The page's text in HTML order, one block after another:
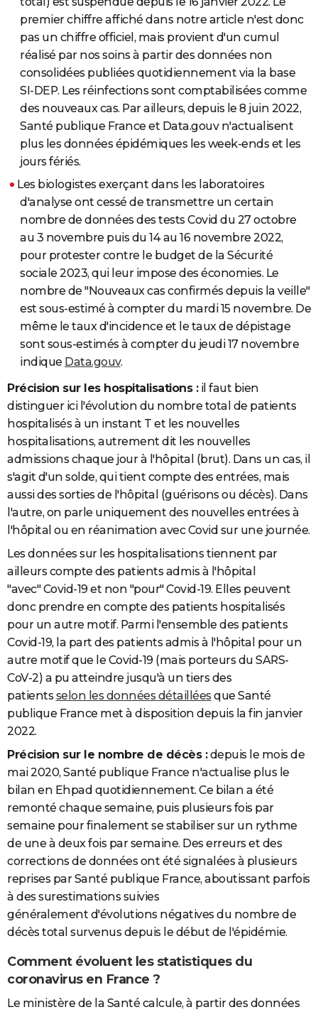
premier chiffre affiché dans notre article n'est donc
pas un chiffre officiel, mais provient d'un cumul
réalisé par nos soins à partir des données non
consolidées publiées quotidiennement via la base
SI-DEP. Les réinfections sont comptabilisées comme
des nouveaux cas. Par ailleurs, depuis le 8 juin 2022,
Santé publique France et Data.gouv n'actualisent
plus les données épidémiques les week-ends et les
jours fériés.
Les biologistes exerçant dans les laboratoires
d'analyse ont cessé de transmettre un certain
nombre de données des tests Covid du 27 octobre
au 3 novembre puis du 14 au 16 novembre 2022,
pour protester contre le budget de la Sécurité
sociale 2023, qui leur impose des économies. Le
nombre de "Nouveaux cas confirmés depuis la veille"
est sous-estimé à compter du mardi 15 novembre. De
même le taux d'incidence et le taux de dépistage
sont sous-estimés à compter du jeudi 17 novembre
indique Data.gouv.
Précision sur les hospitalisations :il faut bien
distinguer ici l'évolution du nombre total de patients
hospitalisés à un instant T et les nouvelles
hospitalisations, autrement dit les nouvelles
admissions chaque jour à l'hôpital (brut). Dans un cas, il
s'agit d'un solde, qui tient compte des entrées, mais
aussi des sorties de l'hôpital (guérisons ou décès). Dans
l'autre, on parle uniquement des nouvelles entrées à
l'hôpital ou en réanimation avec Covid sur une journée.
Les données sur les hospitalisations tiennent par
ailleurs compte des patients admis à l'hôpital
"avec" Covid-19 et non "pour" Covid-19. Elles peuvent
donc prendre en compte des patients hospitalisés
pour un autre motif. Parmi l'ensemble des patients
Covid-19, la part des patients admis à l'hôpital pour un
autre motif que le Covid-19 (mais porteurs du SARS-
CoV-2) a pu atteindre jusqu'à un tiers des
patientsselon les données détaillées que Santé
publique France met à disposition depuis la fin janvier
2022.
Précision sur le nombre de décès :depuis le mois de
mai 2020, Santé publique France n'actualise plus le
bilan en Ehpad quotidiennement. Ce bilan a été
remonté chaque semaine, puis plusieurs fois par
semaine pour finalement se stabiliser sur un rythme
de une à deux fois par semaine. Des erreurs et des
corrections de données ont été signalées à plusieurs
reprises par Santé publique France, aboutissant parfois
à des surestimations suivies
généralement d'évolutions négatives du nombre de
décès total survenus depuis le début de l'épidémie.
Comment évoluent les statistiques du
coronavirus en France ?
Le ministère de la Santé calcule, à partir des données